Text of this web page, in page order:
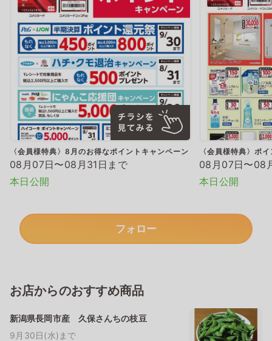
〈会員様特典〉8月のお得なポイントキャンペーン
08月07日〜08月31日まで
本日公開
〈会員様特典〉ポ
08月07日〜08
本日公開
フォロー
お店からのおすすめ商品
新潟県長岡市産 久保さんちの枝豆
9月30日(水)まで